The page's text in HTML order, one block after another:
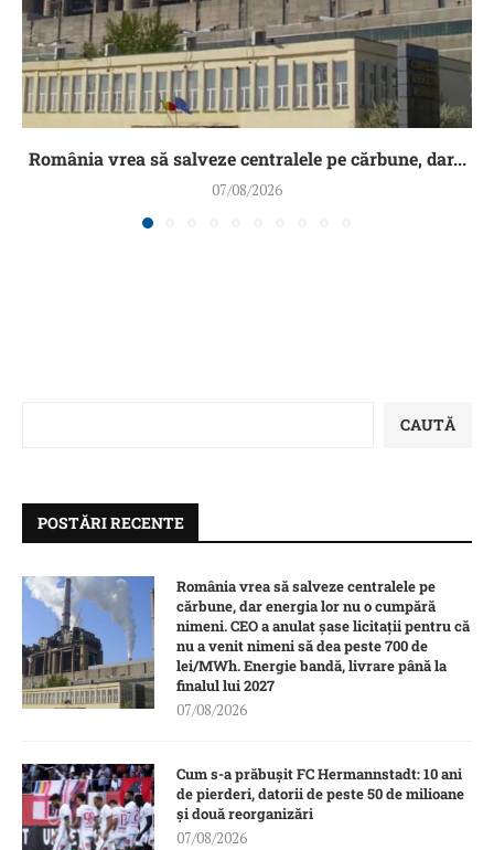
România vrea să salveze centralele pe cărbune, dar...
07/08/2026
CAUTĂ
POSTĂRI RECENTE
România vrea să salveze centralele pe
cărbune, dar energia lor nu o cumpără
nimeni. CEO a anulat șase licitații pentru că
nu a venit nimeni să dea peste 700 de
lei/MWh. Energie bandă, livrare până la
finalul lui 2027
07/08/2026
Cum s-a prăbușit FC Hermannstadt: 10 ani
de pierderi, datorii de peste 50 de milioane
și două reorganizări
07/08/2026